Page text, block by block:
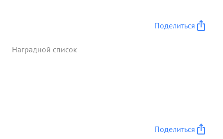
Поделиться
Наградной список
Поделиться